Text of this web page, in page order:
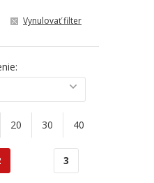
Vynulovať filter
20 30 40
3